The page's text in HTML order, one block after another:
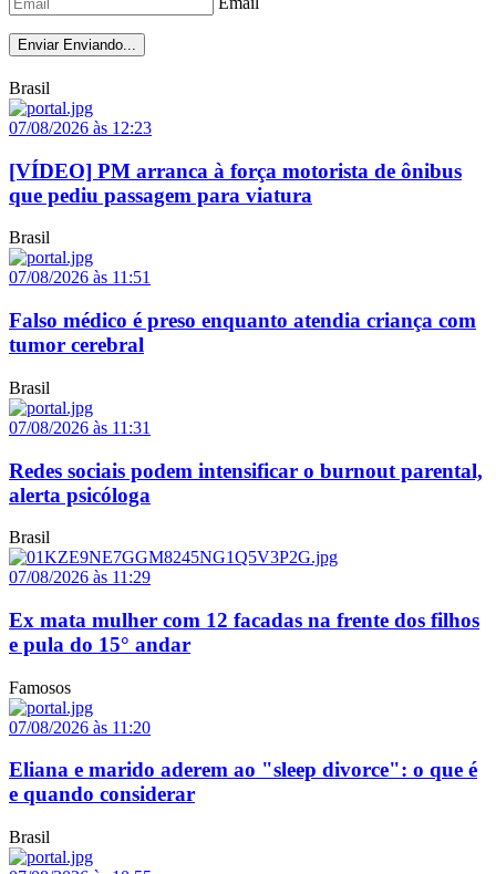
Enviar Enviando...
Brasil
07/08/2026 às 12:23
[VÍDEO] PM arranca à força motorista de ônibus
que pediu passagem para viatura
Brasil
07/08/2026 às 11:51
Falso médico é preso enquanto atendia criança com
tumor cerebral
Brasil
07/08/2026 às 11:31
Redes sociais podem intensificar o burnout parental,
alerta psicóloga
Brasil
07/08/2026 às 11:29
Ex mata mulher com 12 facadas na frente dos filhos
e pula do 15° andar
Famosos
07/08/2026 às 11:20
Eliana e marido aderem ao "sleep divorce": o que é
e quando considerar
Brasil